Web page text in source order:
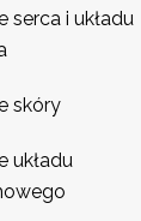
serca i układu
skóry
układu